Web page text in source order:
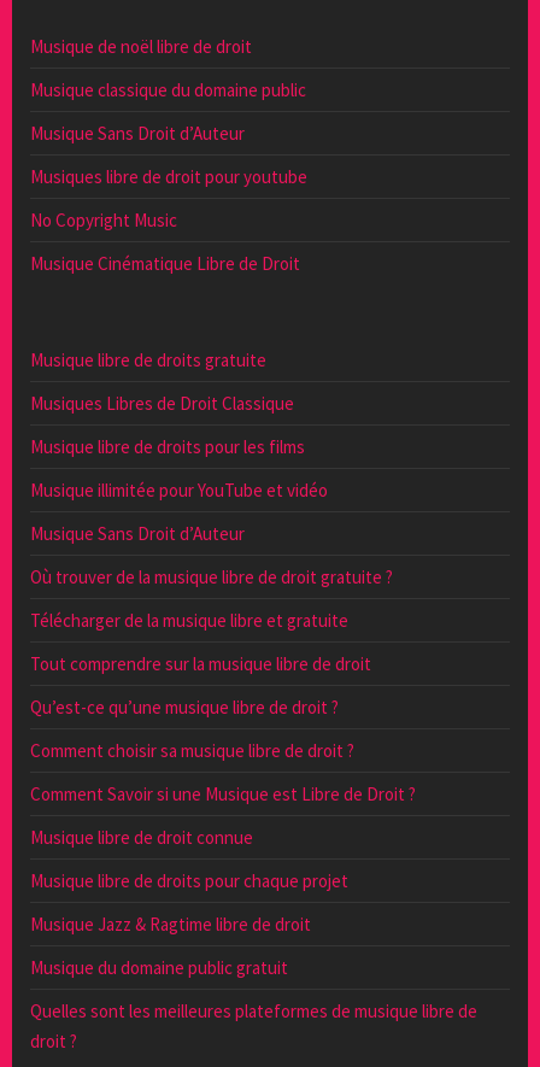
Musique de noël libre de droit
Musique classique du domaine public
Musique Sans Droit d’Auteur
Musiques libre de droit pour youtube
No Copyright Music
Musique Cinématique Libre de Droit
Musique libre de droits gratuite
Musiques Libres de Droit Classique
Musique libre de droits pour les films
Musique illimitée pour YouTube et vidéo
Musique Sans Droit d’Auteur
Où trouver de la musique libre de droit gratuite ?
Télécharger de la musique libre et gratuite
Tout comprendre sur la musique libre de droit
Qu’est-ce qu’une musique libre de droit ?
Comment choisir sa musique libre de droit ?
Comment Savoir si une Musique est Libre de Droit ?
Musique libre de droit connue
Musique libre de droits pour chaque projet
Musique Jazz & Ragtime libre de droit
Musique du domaine public gratuit
Quelles sont les meilleures plateformes de musique libre de
droit ?